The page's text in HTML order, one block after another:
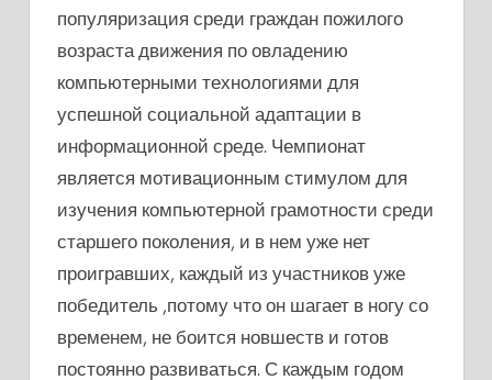
популяризация среди граждан пожилого
возраста движения по овладению
компьютерными технологиями для
успешной социальной адаптации в
информационной среде. Чемпионат
является мотивационным стимулом для
изучения компьютерной грамотности среди
старшего поколения, и в нем уже нет
проигравших, каждый из участников уже
победитель ,потому что он шагает в ногу со
временем, не боится новшеств и готов
постоянно развиваться. С каждым годом